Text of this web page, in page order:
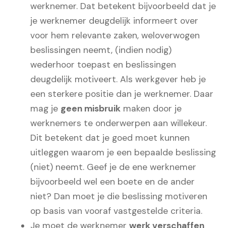
werknemer. Dat betekent bijvoorbeeld dat je
je werknemer deugdelijk informeert over
voor hem relevante zaken, weloverwogen
beslissingen neemt, (indien nodig)
wederhoor toepast en beslissingen
deugdelijk motiveert. Als werkgever heb je
een sterkere positie dan je werknemer. Daar
mag je geen misbruik maken door je
werknemers te onderwerpen aan willekeur.
Dit betekent dat je goed moet kunnen
uitleggen waarom je een bepaalde beslissing
(niet) neemt. Geef je de ene werknemer
bijvoorbeeld wel een boete en de ander
niet? Dan moet je die beslissing motiveren
op basis van vooraf vastgestelde criteria.
Je moet de werknemer werk verschaffen